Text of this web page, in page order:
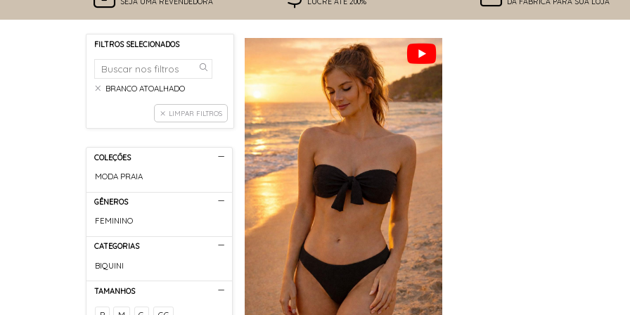
FILTROS SELECIONADOS
BRANCO ATOALHADO
LIMPAR FILTROS
COLEÇÕES
MODA PRAIA
GÊNEROS
FEMININO
CATEGORIAS
BIQUINI
TAMANHOS